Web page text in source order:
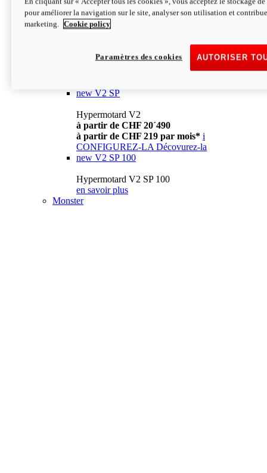
à partir de CHF 13´990 i
CONFIGUREZ-LA Décovurez-la
newV2
à partir de CHF 15´990
à partir de CHF 169 par mois* i
new V2 SP
Hypermotard V2
à partir de CHF 20´490
à partir de CHF 219 par mois* i
CONFIGUREZ-LA Décovurez-la
new V2 SP 100
Hypermotard V2 SP 100
en savoir plus
Monster
pour améliorer la navigation sur le site, analyser son utilisation et
marketing.
Cookie policy
AUTORISER
Paramètres des cookies